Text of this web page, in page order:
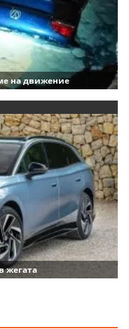
на движение
жегата